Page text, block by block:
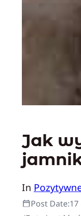
Jak
In
Post Date: